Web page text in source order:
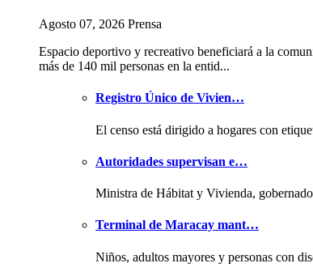
Agosto 07, 2026 Prensa
Espacio deportivo y recreativo beneficiará a la
más de 140 mil personas en la entid...
Registro Único de Vivien…
El censo está dirigido a hogares con
Autoridades supervisan e…
Ministra de Hábitat y Vivienda,
Terminal de Maracay mant…
Niños, adultos mayores y personas con